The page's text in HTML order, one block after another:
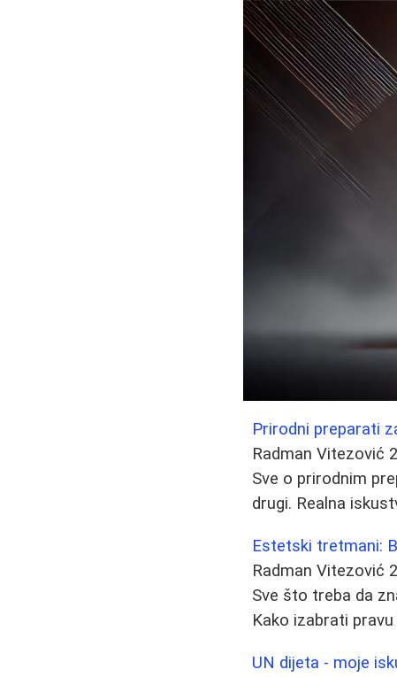
Prirodni preparati
Radman Vitezović
Sve o prirodnim
drugi. Realna
Estetski tretmani:
Radman Vitezović
Sve što treba da
Kako izabrati
UN dijeta - moje